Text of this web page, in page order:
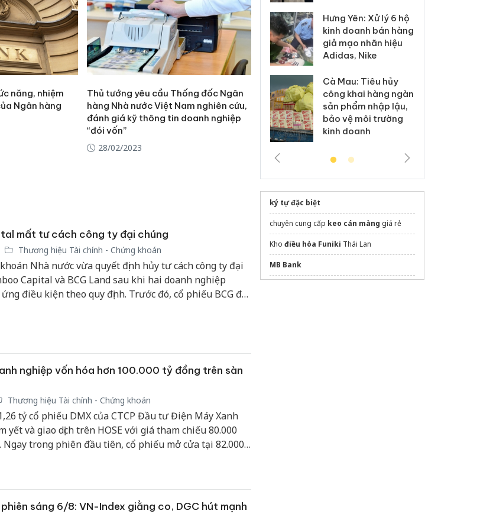
năng, nhiệm
Ngân hàng
Thủ tướng yêu cầu Thống đốc Ngân
hàng Nhà nước Việt Nam nghiên cứu,
đánh giá kỹ thông tin doanh nghiệp
“đói vốn”
28/02/2023
mất tư cách công ty đại chúng
Thương hiệu Tài chính - Chứng khoán
Nhà nước vừa quyết định hủy tư cách công ty đại
Capital và BCG Land sau khi hai doanh nghiệp
điều kiện theo quy định. Trước đó, cổ phiếu BCG đã
nghiệp vốn hóa hơn 100.000 tỷ đồng trên sàn
Thương hiệu Tài chính - Chứng khoán
tỷ cổ phiếu DMX của CTCP Đầu tư Điện Máy Xanh
yết và giao dịch trên HOSE với giá tham chiếu 80.000
trong phiên đầu tiên, cổ phiếu mở cửa tại 82.000
sáng 6/8: VN-Index giằng co, DGC hút mạnh
Thanh Hóa: Tìm bị
hại trong vụ án buôn
bán bình sữa
Moyuum giả
chủ mưu đường dây
bán hàng giả tại Phú
Quốc ra đầu thú
Hưng Yên: Xử lý 6 hộ
kinh doanh bán hàng
giả mạo nhãn hiệu
Adidas, Nike
Cà Mau: Tiêu hủy
công khai hàng ngàn
sản phẩm nhập lậu,
bảo vệ môi trường
kinh doanh
ký tự đặc biệt
chuyên cung cấp keo cán màng giá rẻ
Kho điều hòa Funiki Thái Lan
MB Bank